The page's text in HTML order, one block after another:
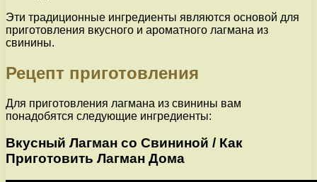
Эти традиционные ингредиенты являются основой для
приготовления вкусного и ароматного лагмана из
свинины.
Рецепт приготовления
Для приготовления лагмана из свинины вам
понадобятся следующие ингредиенты:
Вкусный Лагман со Свининой / Как
Приготовить Лагман Дома